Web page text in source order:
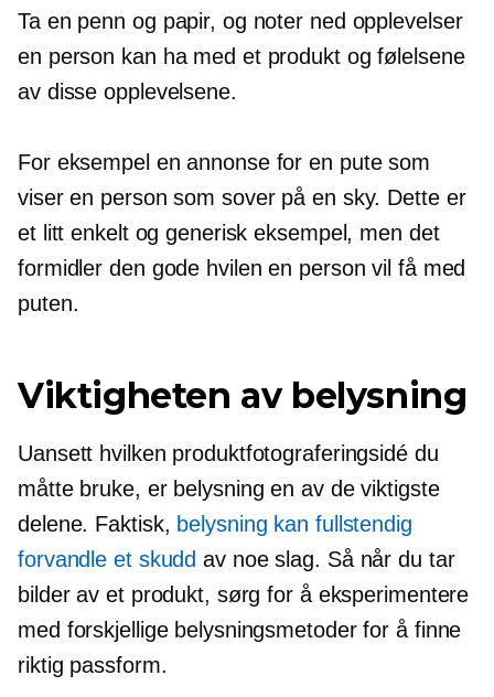
Ta en penn og papir, og noter ned opplevelser
en person kan ha med et produkt og følelsene
av disse opplevelsene.
For eksempel en annonse for en pute som
viser en person som sover på en sky. Dette er
et litt enkelt og generisk eksempel, men det
formidler den gode hvilen en person vil få med
puten.
Viktigheten av belysning
Uansett hvilken produktfotograferingsidé du
måtte bruke, er belysning en av de viktigste
delene. Faktisk, belysning kan fullstendig
forvandle et skudd av noe slag. Så når du tar
bilder av et produkt, sørg for å eksperimentere
med forskjellige belysningsmetoder for å finne
riktig passform.